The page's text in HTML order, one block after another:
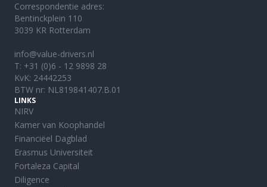
Correspondentie adres:
Bentinckplein 110
3039 KR Rotterdam
info@value-drivers.nl
T: +31 (0)6 - 12 9898 28
KvK: 24442253
BTW nr: NL819841407.B.01
LINKS
NIRV
Kamer van Koophandel
Financiëel Dagblad
Erasmus Universiteit
Fortaleza Capital
Diligence